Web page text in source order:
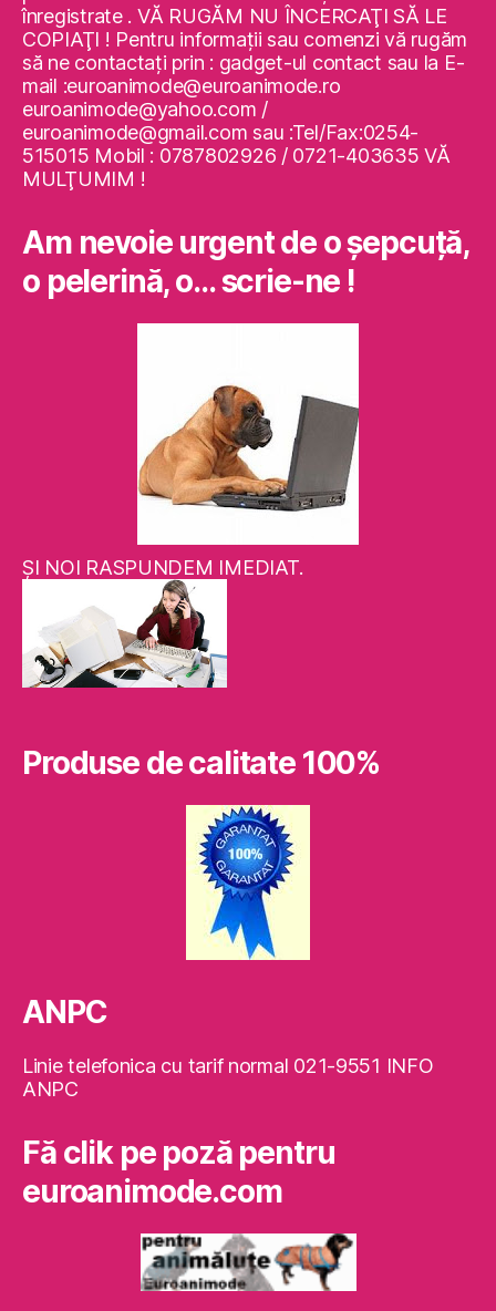
înregistrate . VĂ RUGĂM NU ÎNCERCAŢI SĂ LE
COPIAŢI ! Pentru informaţii sau comenzi vă rugăm
să ne contactaţi prin : gadget-ul contact sau la E-
mail :euroanimode@euroanimode.ro
euroanimode@yahoo.com /
euroanimode@gmail.com sau :Tel/Fax:0254-
515015 Mobil : 0787802926 / 0721-403635 VĂ
MULŢUMIM !
Am nevoie urgent de o şepcuţă,
o pelerină, o… scrie-ne !
ŞI NOI RASPUNDEM IMEDIAT.
Produse de calitate 100%
ANPC
Linie telefonica cu tarif normal 021-9551 INFO
ANPC
Fă clik pe poză pentru
euroanimode.com